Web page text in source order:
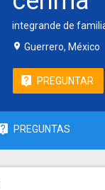
integrande de
Guerrero, México
PREGUNTAR
PREGUNTAS